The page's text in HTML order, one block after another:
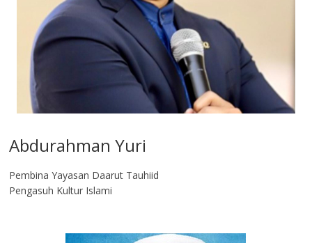
Abdurahman Yuri
Pembina Yayasan Daarut Tauhiid
Pengasuh Kultur Islami